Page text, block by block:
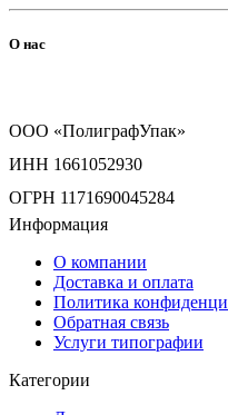
О нас
ООО «ПолиграфУпак»
ИНН 1661052930
ОГРН 1171690045284
Информация
О компании
Доставка и оплата
Политика
Обратная связь
Услуги типографии
Категории